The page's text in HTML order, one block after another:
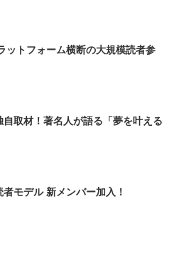
ットフォーム横断の大規模読者参
取材！著名人が語る「夢を叶える
モデル 新メンバー加入！